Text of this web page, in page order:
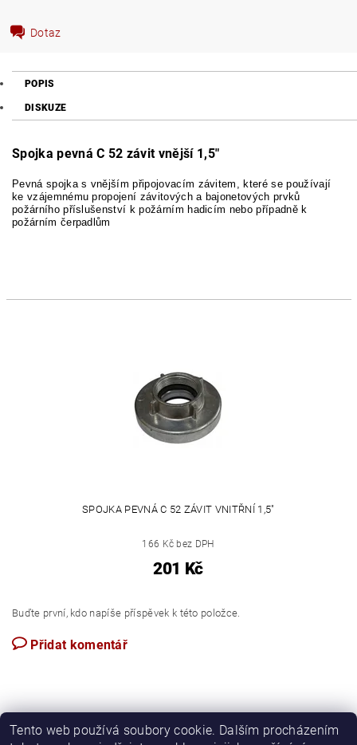
Dotaz
POPIS
DISKUZE
Spojka pevná C 52 závit vnější 1,5"
Pevná spojka s vnějším připojovacím závitem, které se používají
ke vzájemnému propojení závitových a bajonetových prvků
požárního příslušenství k požárním hadicím nebo případně k
požárním čerpadlům
SPOJKA PEVNÁ C 52 ZÁVIT VNITŘNÍ 1,5"
166 Kč bez DPH
201 Kč
Buďte první, kdo napíše příspěvek k této položce.
Přidat komentář
Tento web používá soubory cookie. Dalším procházením